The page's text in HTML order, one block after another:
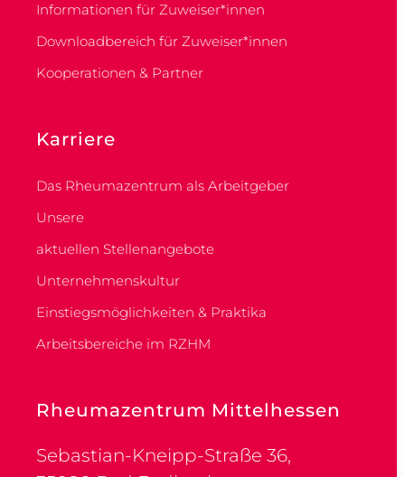
Informationen für Zuweiser*innen
Downloadbereich für Zuweiser*innen
Kooperationen & Partner
Karriere
Das Rheumazentrum als Arbeitgeber
Unsere
aktuellen Stellenangebote
Unternehmenskultur
Einstiegsmöglichkeiten & Praktika
Arbeitsbereiche im RZHM
Rheumazentrum Mittelhessen
Sebastian-Kneipp-Straße 36,